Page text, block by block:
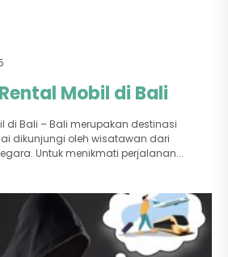
Mobil di Bali
di Bali – Bali merupakan destinasi
dikunjungi oleh wisatawan dari
Untuk menikmati perjalanan...